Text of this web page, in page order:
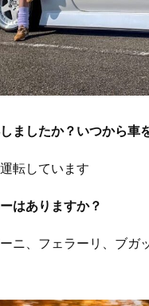
ましたか？いつから車
転しています
はありますか？
ニ、フェラーリ、ブ